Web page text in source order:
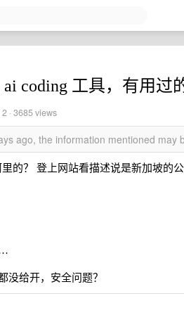
coding 工具，有用过
2 · 3685 views
ago, the information mentioned may
的？ 登上网站看描述说是新加坡的公
没给开，安全问题？